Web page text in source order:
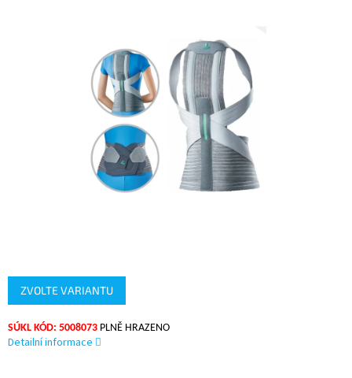
ZVOLTE VARIANTU
SÚKL KÓD: 5008073 PLNĚ HRAZENO
Detailní informace